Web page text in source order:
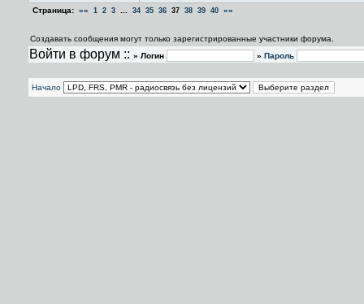
Страница: «« 1 2 3 34 35 36 37 38 39 40 »»
Создавать сообщения могут только зарегистрированные участники форума.
Войти в форум :: » Логин » Пароль
Начало